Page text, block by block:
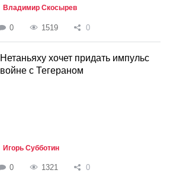
Владимир Скосырев
0 1519 0
Нетаньяху хочет придать импульс
войне с Тегераном
Игорь Субботин
0 1321 0